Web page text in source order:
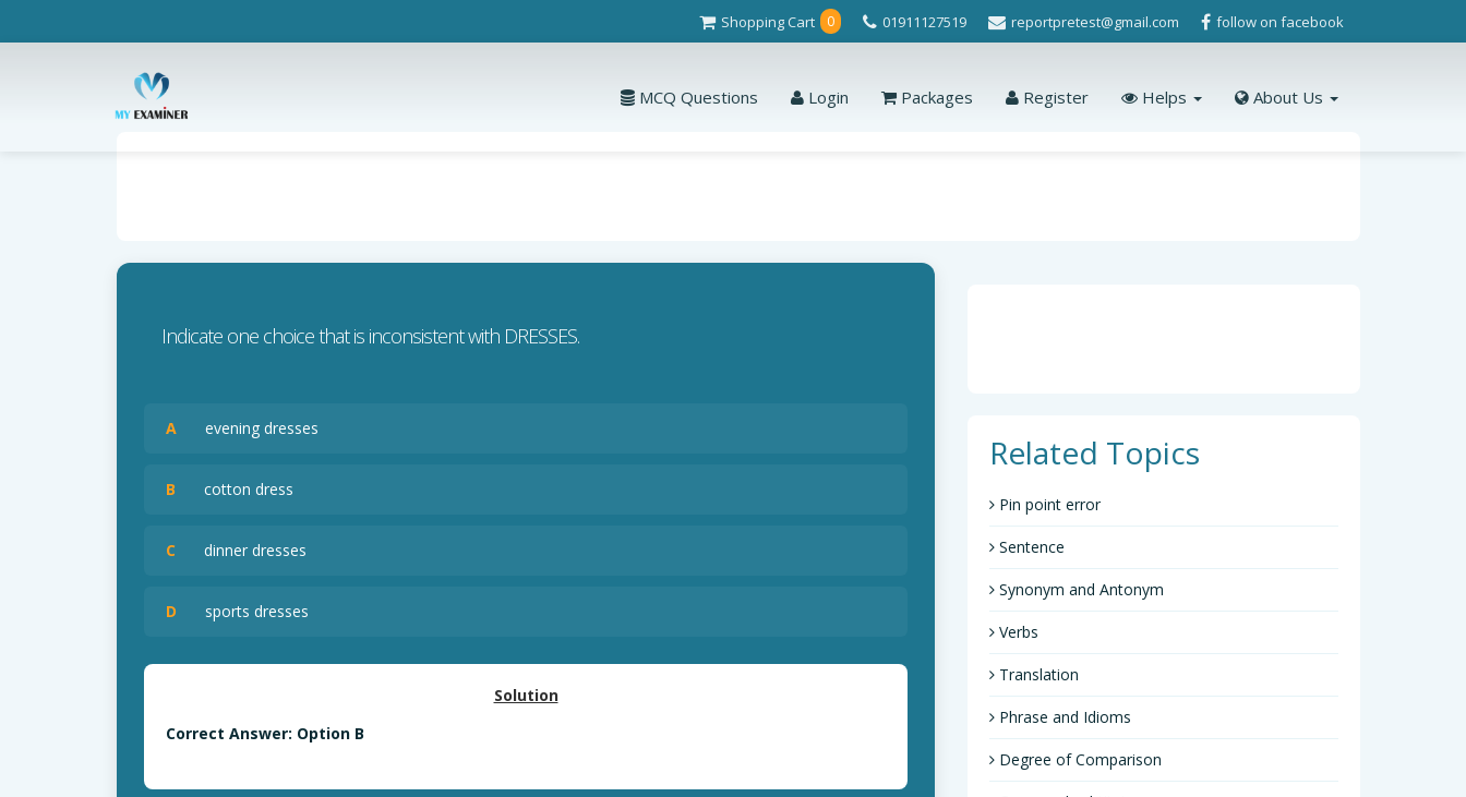
Shopping Cart 0 01911127519 reportpretest@gmail.com follow on facebook
MCQ Questions Login Packages Register Helps About Us
Indicate one choice that is inconsistent with DRESSES.
A evening dresses
B cotton dress
C dinner dresses
D sports dresses
Solution
Correct Answer: Option B
Related Topics
Pin point error
Sentence
Synonym and Antonym
Verbs
Translation
Phrase and Idioms
Degree of Comparison